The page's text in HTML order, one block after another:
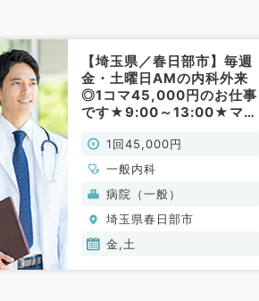
【埼玉県／春日部市】毎週
金・土曜日AMの内科外来
◎1コマ45,000円のお仕事
です★9:00～13:00★マイ
内科／非常勤）
1回45,000円
一般内科
病院（一般）
埼玉県春日部市
金,土